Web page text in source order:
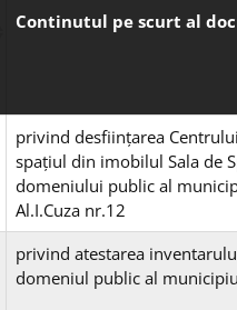
Continutul pe scurt al
privind desființarea
spațiul din imobilul Sala de
domeniului public al
Al.I.Cuza nr.12
privind atestarea
domeniul public al